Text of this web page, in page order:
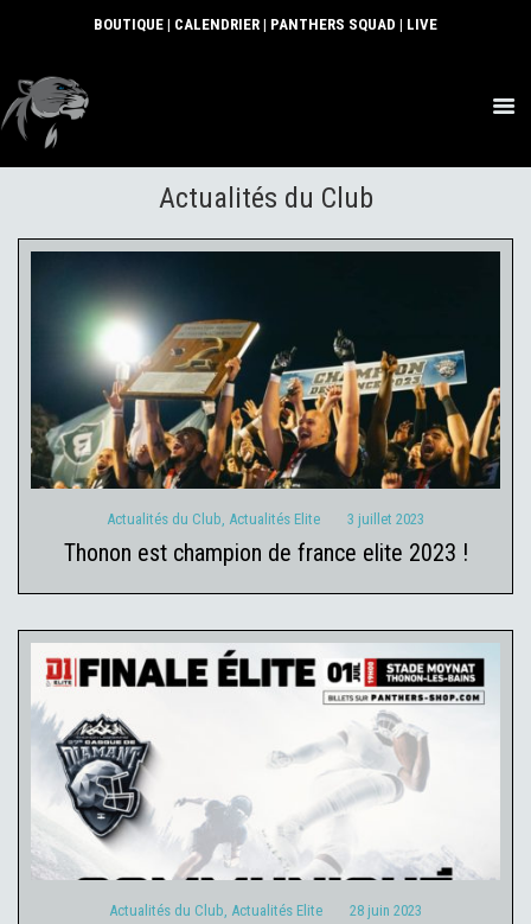
BOUTIQUE | CALENDRIER | PANTHERS SQUAD | LIVE
ACTUS
SECTIONS
PARTENAIRES
CONTACT
Actualités du Club
Actualités du Club Actualités Elite 3 juillet 2023
Actualités du Club, Actualités Elite 3 juillet 2023
thonon est champion de france elite 2023 !
Actualités du Club Actualités Elite 28 juin 2023
Actualités du Club, Actualités Elite 28 juin 2023